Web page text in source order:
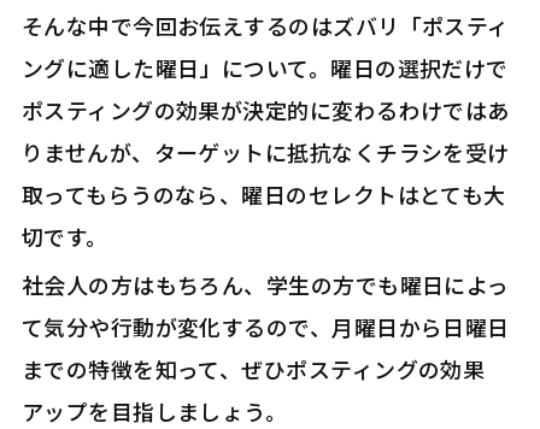
そんな中で今回お伝えするのはズバリ「ポスティ
ングに適した曜日」について。曜日の選択だけで
ポスティングの効果が決定的に変わるわけではあ
りませんが、ターゲットに抵抗なくチラシを受け
取ってもらうのなら、曜日のセレクトはとても大
切です。
社会人の方はもちろん、学生の方でも曜日によっ
て気分や行動が変化するので、月曜日から日曜日
までの特徴を知って、ぜひポスティングの効果
アップを目指しましょう。